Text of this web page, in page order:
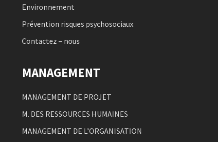
Environnement
Prévention risques psychosociaux
Contactez – nous
MANAGEMENT
MANAGEMENT DE PROJET
M. DES RESSOURCES HUMAINES
MANAGEMENT DE L’ORGANISATION